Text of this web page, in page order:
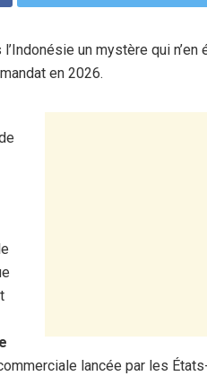
un mystère qui n’en
en 2026.
lancée par les